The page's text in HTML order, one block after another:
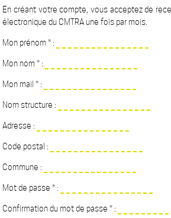
En créant votre compte, vous acceptez de
électronique du CMTRA une fois par mois.
Mon prénom * :
Mon nom * :
Mon mail * :
Nom structure :
Adresse :
Code postal :
Commune :
Mot de passe * :
Confirmation du mot de passe * :